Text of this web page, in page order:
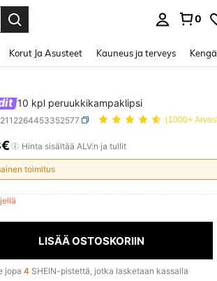
0
Korut Ja Asusteet Kauneus ja terveys
10 kpl peruukkikampaklipsi
(1000+
AND
Hinta sisältää ALV:n ja tullit
toimitus
LISÄÄ OSTOSKORIIN
jopa 4 SHEIN-pistettä, jotka lasketaan kassalla